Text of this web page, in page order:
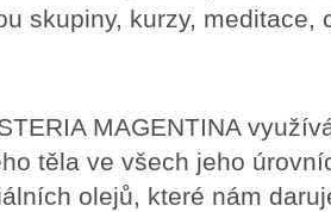
skupiny, kurzy, meditace,
MAGENTINA
těla ve všech jeho
olejů, které nám